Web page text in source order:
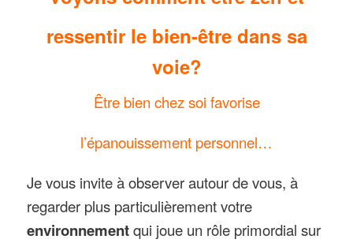
ressentir le bien-être dans sa
voie?
Être bien chez soi favorise
l’épanouissement personnel…
Je vous invite à observer autour de vous, à
regarder plus particulièrement votre
environnementqui joue un rôle primordial sur